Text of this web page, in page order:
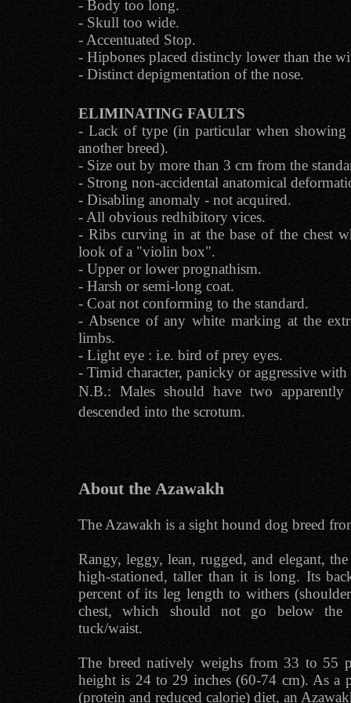
- Body too long.
- Skull too wide.
- Accentuated Stop.
- Hipbones placed distincly lower than the
- Distinct depigmentation of the nose.
ELIMINATING FAULTS
- Lack of type (in particular when showing
another breed).
- Size out by more than 3 cm from the
- Strong non-accidental anatomical
- Disabling anomaly - not acquired.
- All obvious redhibitory vices.
- Ribs curving in at the base of the chest
look of a "violin box".
- Upper or lower prognathism.
- Harsh or semi-long coat.
- Coat not conforming to the standard.
- Absence of any white marking at the
limbs.
- Light eye : i.e. bird of prey eyes.
- Timid character, panicky or aggressive with
N.B.: Males should have two
descended into the scrotum.
About the Azawakh
The Azawakh is a sight hound dog breed
Rangy, leggy, lean, rugged, and elegant,
high-stationed, taller than it is long. Its
percent of its leg length to withers
chest, which should not go below
tuck/waist.
The breed natively weighs from 33 to 55
height is 24 to 29 inches (60-74 cm). As a
(protein and reduced calorie) diet, an